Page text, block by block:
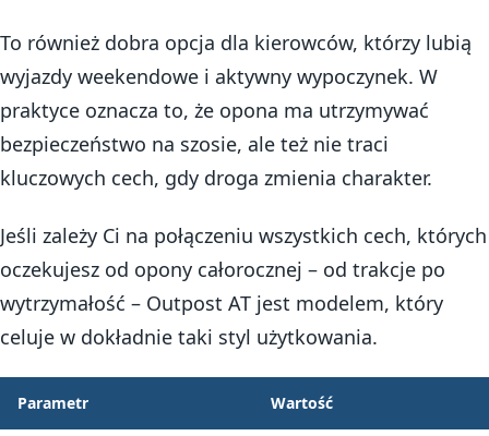
To również dobra opcja dla kierowców, którzy lubią
wyjazdy weekendowe i aktywny wypoczynek. W
praktyce oznacza to, że opona ma utrzymywać
bezpieczeństwo na szosie, ale też nie traci
kluczowych cech, gdy droga zmienia charakter.
Jeśli zależy Ci na połączeniu wszystkich cech, których
oczekujesz od opony całorocznej – od trakcje po
wytrzymałość – Outpost AT jest modelem, który
celuje w dokładnie taki styl użytkowania.
Parametr Wartość